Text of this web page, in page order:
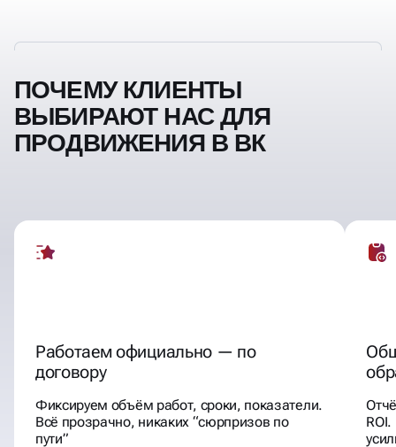
ПОЧЕМУ КЛИЕНТЫ
ВЫБИРАЮТ НАС ДЛЯ
ПРОДВИЖЕНИЯ В ВК
Работаем официально — по
договору
Фиксируем объём работ, сроки, показатели.
Всё прозрачно, никаких “сюрпризов по
пути”